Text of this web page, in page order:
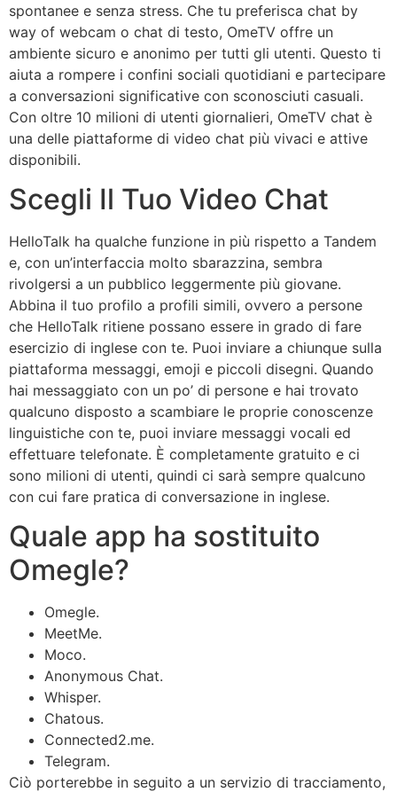
spontanee e senza stress. Che tu preferisca chat by
way of webcam o chat di testo, OmeTV offre un
ambiente sicuro e anonimo per tutti gli utenti. Questo ti
aiuta a rompere i confini sociali quotidiani e partecipare
a conversazioni significative con sconosciuti casuali.
Con oltre 10 milioni di utenti giornalieri, OmeTV chat è
una delle piattaforme di video chat più vivaci e attive
disponibili.
Scegli Il Tuo Video Chat
HelloTalk ha qualche funzione in più rispetto a Tandem
e, con un’interfaccia molto sbarazzina, sembra
rivolgersi a un pubblico leggermente più giovane.
Abbina il tuo profilo a profili simili, ovvero a persone
che HelloTalk ritiene possano essere in grado di fare
esercizio di inglese con te. Puoi inviare a chiunque sulla
piattaforma messaggi, emoji e piccoli disegni. Quando
hai messaggiato con un po’ di persone e hai trovato
qualcuno disposto a scambiare le proprie conoscenze
linguistiche con te, puoi inviare messaggi vocali ed
effettuare telefonate. È completamente gratuito e ci
sono milioni di utenti, quindi ci sarà sempre qualcuno
con cui fare pratica di conversazione in inglese.
Quale app ha sostituito
Omegle?
Omegle.
MeetMe.
Moco.
Anonymous Chat.
Whisper.
Chatous.
Connected2.me.
Telegram.
Ciò porterebbe in seguito a un servizio di tracciamento,